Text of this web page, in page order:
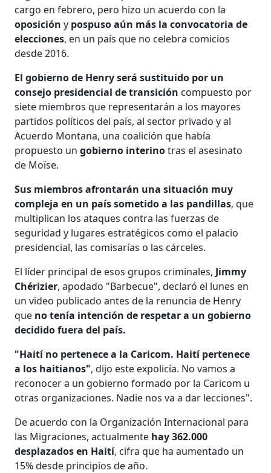
cargo en febrero, pero hizo un acuerdo con la
oposicióny pospuso aún más la convocatoria de
elecciones, en un país que no celebra comicios
desde 2016.
El gobierno de Henry será sustituido por un
consejo presidencial de transición compuesto por
siete miembros que representarán a los mayores
partidos políticos del país, al sector privado y al
Acuerdo Montana, una coalición que había
propuesto ungobierno interinotras el asesinato
de Moïse.
Sus miembros afrontarán una situación muy
compleja en un país sometido a las pandillas, que
multiplican los ataques contra las fuerzas de
seguridad y lugares estratégicos como el palacio
presidencial, las comisarías o las cárceles.
El líder principal de esos grupos criminales, Jimmy
Chérizier, apodado "Barbecue", declaró el lunes en
un video publicado antes de la renuncia de Henry
que no tenía intención de respetar a un gobierno
decidido fuera del país.
"Haití no pertenece a la Caricom. Haití pertenece
a los haitianos", dijo este expolicía. No vamos a
reconocer a un gobierno formado por la Caricom u
otras organizaciones. Nadie nos va a dar lecciones".
De acuerdo con la Organización Internacional para
las Migraciones, actualmente hay 362.000
desplazados en Haití, cifra que ha aumentado un
15% desde principios de año.